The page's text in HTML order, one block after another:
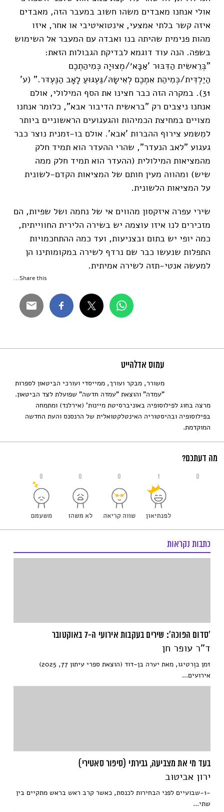
אולי אנחנו מאבדים משהו חשוב במעבר הזה, מאבדים
איזה קשר בלתי אמצעי, אינטואיטיבי או אחר, איזו
מהות פנימית שהיתה בנו ואבדה עם המעבר אל השימוש
בשפה. הנה עוד דוגמא לבדיקת הגבולות הזאת:
"בְּרֵאשִית הַדִּבּוּר 'אַבָּא׳/מְצוּיָה כְּמִיהַתְכֶם
הַיַלְדִּית/כְּמִיהַת אִמְכֶם לְאִישָהּ/גַּעְגּוּעַ לָאָב הַנֶּעְדּר." (ע'
31). במקרה הזה כבר חצינו את הסף המילולי, אולם
אנחנו ניצבים רק "בראשית הדיבור אבא", כלומר אנחנו
מצויים במחיצת הכמיהות והגעגועים הראשוניים ביותר
למִשמע צירוף ההברות 'אבא'. אולם בו-זמנית נוצר כבר
געגוע "לאב הנעדר", שהרי ההעדר הוא תמיד חלק
מהמציאות המילולית (ההעדר הוא תמיד חלק ממה
שיש) ומהווה מעין חותם של המציאות הקדם-לשונית
על המציאות הלשונית.
שירי עפרה איזקסון מהווים אי של נחמה ושל שפיות, הם
מזכירים לנו איזו עוצמה יש בשירה הלירית החווייתית,
כמה יופי יש בתום ובצניעות, ועד כמה ההתחכמויות
התפלות שנעשו כבר שם נרדף לשירה במקומותינו הן
למעשה אנטי-תזה לשירה אמיתית.
Share this...
עמוס אדלהייט
משורר, מבקר ועורך, ממייסדי ועורכי הביטאון לספרות
"עמדה" והוצאת "עמדה חדשה" שפועלת לצד הביטאון.
מרצה בחוג לפילוסופיה באוניברסיטת מיינות' (אירלנד) ומתמחה
בפילוסופיה ובהיסטוריה האינטלקטואלית של הרנסנס והעת החדשה
המוקדמת.
מה דעתכם?
0 0 0 1 0
כתבות נקראות
'סדום הפוכה': שירים בעקבות אירועי ה-7 באוקטובר
ד"ר עופר חן
זמן בוֶרטיגו, מאת יערה בן-דוד (הוצאת ספרי עיתון 77, 2025)
אירועים...
בעד מי את מצביעה, גבירתי (סיפור סאטירי)
ירון אביטוב
-1-שבועיים לפני הבחירות לכנסת, כאשר קרב ראש בראש מתקיים בין
שתי...